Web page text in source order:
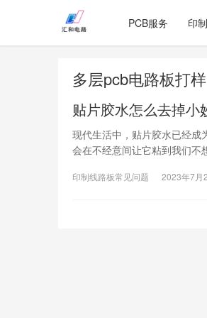
PCB服务 印
多层pcb电路板打样
贴片胶水怎么去掉小
现代生活中，贴片胶水已经成
会在不经意间让它粘到我们不
印制线路板常见问题 2023年7月